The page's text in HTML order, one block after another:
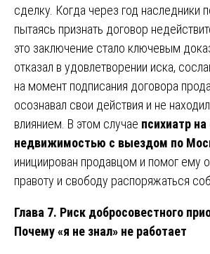
сделку. Когда через год наследники
пытаясь признать договор
это заключение стало ключевым
отказал в удовлетворении иска,
на момент подписания договора
осознавал свои действия и не
влиянием. В этом случае психиатр
недвижимостью с выездом по
инициирован продавцом и помог ему
правоту и свободу распоряжаться
Глава 7. Риск добросовестного
Почему «я не знал» не работает